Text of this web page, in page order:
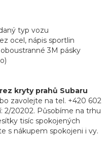
typ vozu
ocel, nápis sportlin
3M pásky
kryty prahů Subaru
zavolejte na tel. +420 602
2/20202. Působíme na trhu
tisíc spokojených
s nákupem spokojeni i vy.